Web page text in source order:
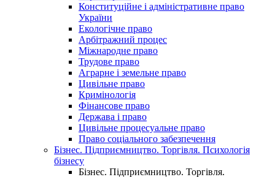
Конституційне і адміністративне право
України
Екологічне право
Арбітражний процес
Міжнародне право
Трудове право
Аграрне і земельне право
Цивільне право
Кримінологія
Фінансове право
Держава і право
Цивільне процесуальне право
Право соціального забезпечення
Бізнес. Підприємництво. Торгівля. Психологія
бізнесу
Бізнес. Підприємництво. Торгівля.